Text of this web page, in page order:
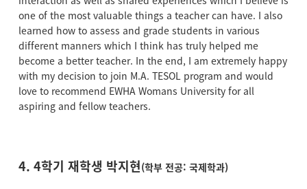
one of the most valuable things a teacher can have. I also
learned how to assess and grade students in various
different manners which I think has truly helped me
become a better teacher. In the end, I am extremely happy
with my decision to join M.A. TESOL program and would
love to recommend EWHA Womans University for all
aspiring and fellow teachers.
4. 4학기 재학생 박지현(학부 전공: 국제학과)